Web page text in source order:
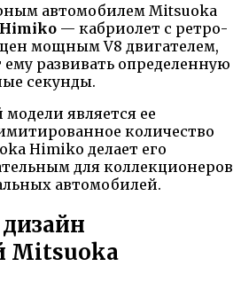
автомобилем Mitsuoka
— кабриолет с ретро-
мощным V8 двигателем,
развивать определенную
секунды.
является ее
количество
Himiko делает его
для коллекционеров
автомобилей.
Mitsuoka